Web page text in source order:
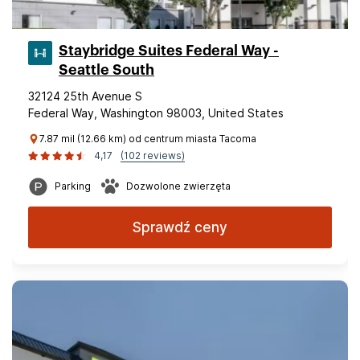
Staybridge Suites Federal Way -
Seattle South
32124 25th Avenue S
Federal Way, Washington 98003, United States
7.87 mil (12.66 km) od centrum miasta Tacoma
4,17
(102 reviews)
Parking Dozwolone zwierzęta
Sprawdź ceny